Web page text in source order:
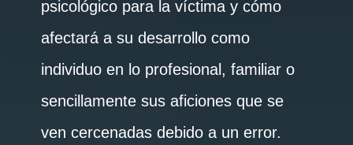
psicológico para la víctima y cómo
afectará a su desarrollo como
individuo en lo profesional, familiar o
sencillamente sus aficiones que se
ven cercenadas debido a un error.